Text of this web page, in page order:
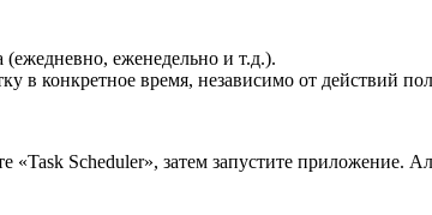
(ежедневно, еженедельно и т.д.).
в конкретное время, независимо от действий
«Task Scheduler», затем запустите приложение.